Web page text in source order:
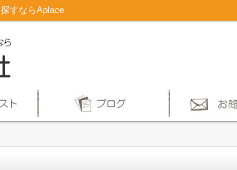
すならAplace